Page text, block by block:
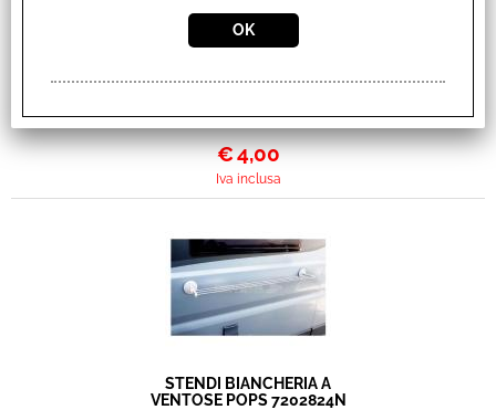
SOFT 6 ROTOLI
€ 6,04 Sconto 33.7%
€4,00
Iva inclusa
STENDI BIANCHERIA A
VENTOSE POPS 7202824N